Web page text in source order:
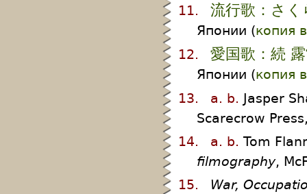
11. 流行歌：さく
Японии (копия
12.
愛国歌：続
Японии (копия
13.
a. b. Jasper
Scarecrow
14.
a. b. Tom
filmography,
15.
War,